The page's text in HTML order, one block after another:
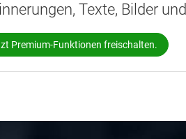
Texte, Bilder
Premium-Funktionen freischalten.